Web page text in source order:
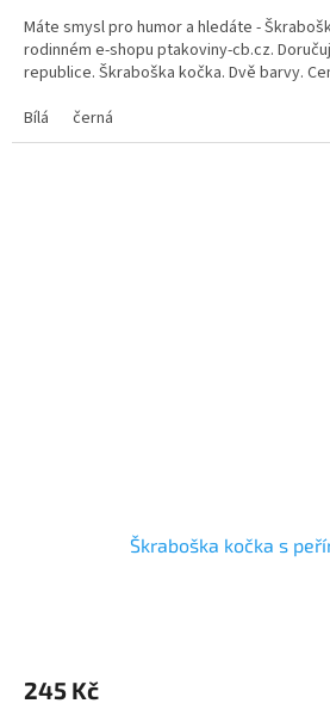
z
5
hvězdiček.
Máte smysl pro humor a hledáte -
rodinném e-shopu ptakoviny-cb.cz.
republice. Škraboška kočka. Dvě barvy.
Bílá
černá
Škraboška kočka s
je
245 Kč